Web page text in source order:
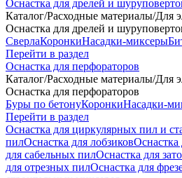
Оснастка для дрелей и
Каталог/Расходные материалы/Для
Оснастка для дрелей и
СверлаКоронкиНасадки-миксеры
Перейти в раздел
Оснастка для перфораторов
Каталог/Расходные материалы/Для
Оснастка для перфораторов
Буры по бетонуКоронкиНасадки-
Перейти в раздел
Оснастка для циркулярных пил и
пилОснастка для лобзиковОснастка
для сабельных пилОснастка для
для отрезных пилОснастка для